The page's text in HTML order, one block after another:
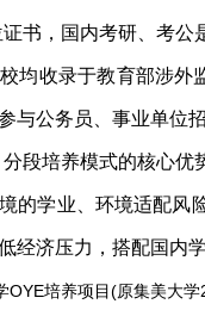
书，国内考研、考公
均收录于教育部涉外
与公务员、事业单位
段培养模式的核心优
的学业、环境适配风
经济压力，搭配国内
OYE培养项目(原集美大